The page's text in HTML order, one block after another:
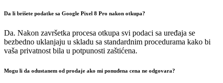
Da li brišete podatke sa Google Pixel 8 Pro nakon otkupa?
Da. Nakon završetka procesa otkupa svi podaci sa uređaja se
bezbedno uklanjaju u skladu sa standardnim procedurama kako bi
vaša privatnost bila u potpunosti zaštićena.
Mogu li da odustanem od prodaje ako mi ponuđena cena ne odgovara?